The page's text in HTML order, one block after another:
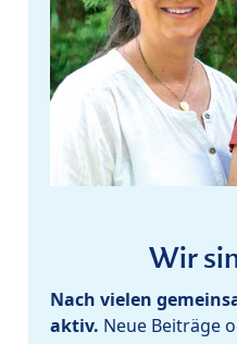
Wir
Nach vielen
aktiv. Neue Beiträge